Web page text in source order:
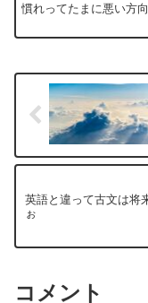
慣れってたまに悪い方
英語と違って古文は将
ぉ
コメント